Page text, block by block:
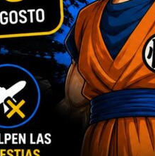
Ventana Personalizada, Caja
Normal sin Ventana